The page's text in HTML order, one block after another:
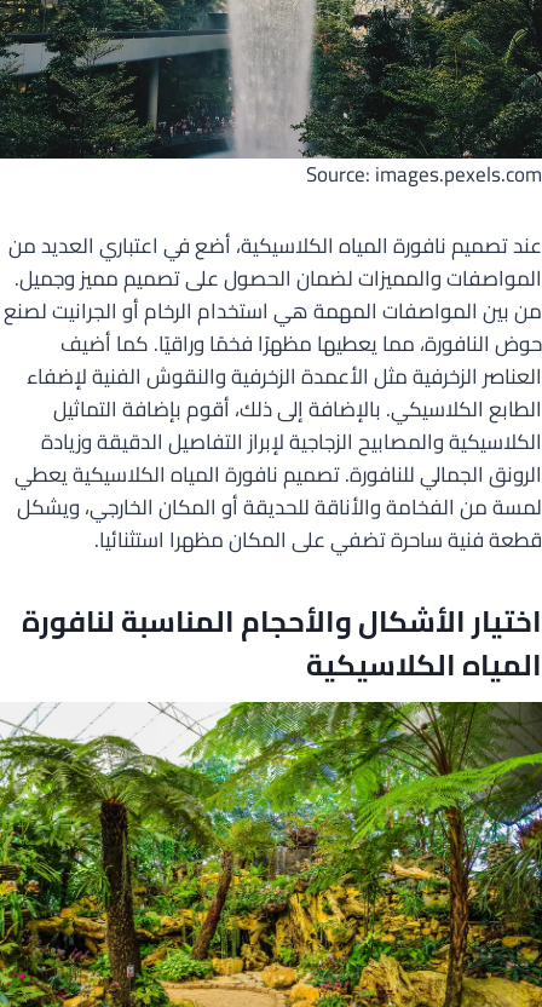
Source: images.pexels.com
عند تصميم نافورة المياه الكلاسيكية، أضع في اعتباري العديد من
المواصفات والمميزات لضمان الحصول على تصميم مميز وجميل.
من بين المواصفات المهمة هي استخدام الرخام أو الجرانيت لصنع
حوض النافورة، مما يعطيها مظهرًا فخمًا وراقيًا. كما أضيف
العناصر الزخرفية مثل الأعمدة الزخرفية والنقوش الفنية لإضفاء
الطابع الكلاسيكي. بالإضافة إلى ذلك، أقوم بإضافة التماثيل
الكلاسيكية والمصابيح الزجاجية لإبراز التفاصيل الدقيقة وزيادة
الرونق الجمالي للنافورة. تصميم نافورة المياه الكلاسيكية يعطي
لمسة من الفخامة والأناقة للحديقة أو المكان الخارجي، ويشكل
قطعة فنية ساحرة تضفي على المكان مظهرا استثنائيا.
اختيار الأشكال والأحجام المناسبة لنافورة
المياه الكلاسيكية